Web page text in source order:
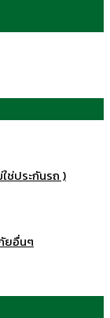
ช่ประกันรถ )
ยอื่นๆ